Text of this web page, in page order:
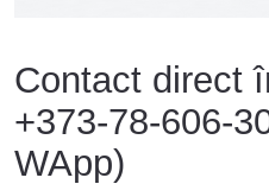
Contact direct
+373-78-606-
WApp)